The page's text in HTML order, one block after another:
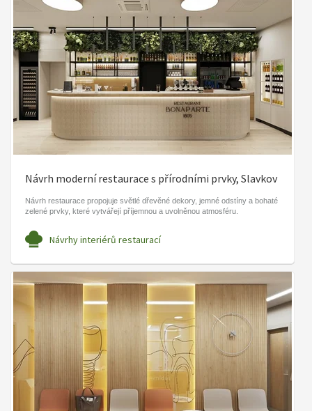
Návrh moderní restaurace s přírodními prvky, Slavkov
Návrh restaurace propojuje světlé dřevěné dekory, jemné odstíny a bohaté
zelené prvky, které vytvářejí příjemnou a uvolněnou atmosféru.
Návrhy interiérů restaurací